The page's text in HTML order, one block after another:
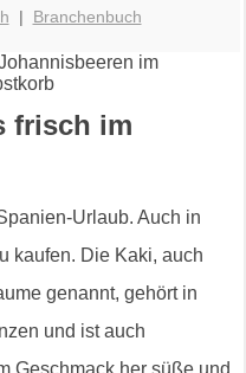
| Branchenbuch
frisch im
Urlaub. Auch in
kaufen. Die Kaki, auch
genannt, gehört in
und ist auch